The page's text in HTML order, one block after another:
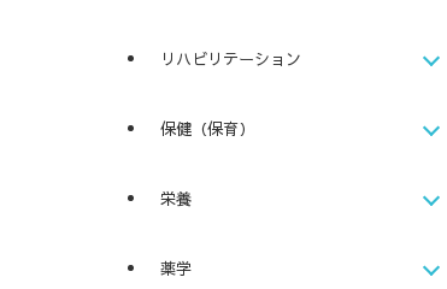
リハビリテーション
保健（保育）
栄養
薬学